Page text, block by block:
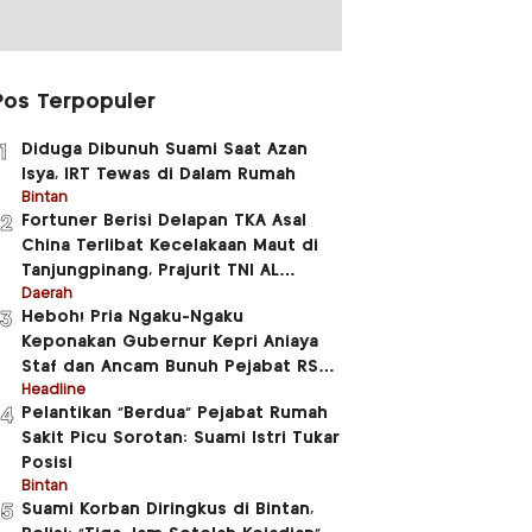
Terpopuler
Diduga Dibunuh Suami Saat Azan
Isya, IRT Tewas di Dalam Rumah
Bintan
Fortuner Berisi Delapan TKA Asal
China Terlibat Kecelakaan Maut di
Tanjungpinang, Prajurit TNI AL
Meninggal Dunia
Daerah
Heboh! Pria Ngaku-Ngaku
Keponakan Gubernur Kepri Aniaya
Staf dan Ancam Bunuh Pejabat RSUD
RAT
Headline
Pelantikan “Berdua” Pejabat Rumah
Sakit Picu Sorotan: Suami Istri Tukar
Posisi
Bintan
Suami Korban Diringkus di Bintan,